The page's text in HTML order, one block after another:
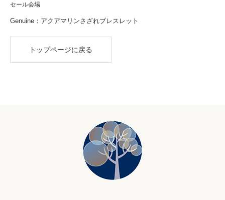
セール会場
Genuine：アクアマリンさざれブレスレット
トップページに戻る